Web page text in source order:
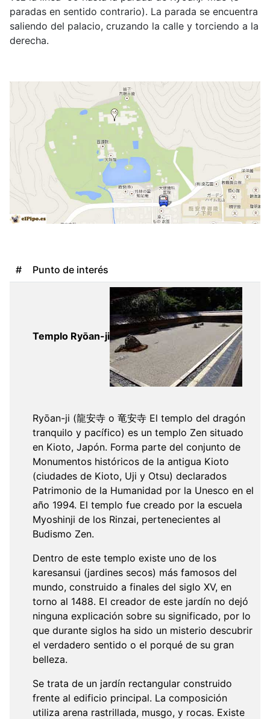
paradas en sentido contrario). La parada se encuentra
saliendo del palacio, cruzando la calle y torciendo a la
derecha.
# Punto de interés
Templo Ryōan-ji
Ryōan-ji (龍安寺 o 竜安寺 El templo del dragón
tranquilo y pacífico) es un templo Zen situado
en Kioto, Japón. Forma parte del conjunto de
Monumentos históricos de la antigua Kioto
(ciudades de Kioto, Uji y Otsu) declarados
Patrimonio de la Humanidad por la Unesco en el
año 1994. El templo fue creado por la escuela
Myoshinji de los Rinzai, pertenecientes al
Budismo Zen.
Dentro de este templo existe uno de los
karesansui (jardines secos) más famosos del
mundo, construido a finales del siglo XV, en
torno al 1488. El creador de este jardín no dejó
ninguna explicación sobre su significado, por lo
que durante siglos ha sido un misterio descubrir
el verdadero sentido o el porqué de su gran
belleza.
Se trata de un jardín rectangular construido
frente al edificio principal. La composición
utiliza arena rastrillada, musgo, y rocas. Existe